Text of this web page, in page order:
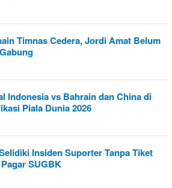
Timnas Cedera, Jordi Amat Belum
Indonesia vs Bahrain dan China di
Piala Dunia 2026
Insiden Suporter Tanpa Tiket
SUGBK